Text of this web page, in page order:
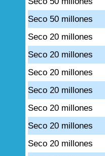
Seco 50 millones
Seco 20 millones
Seco 20 millones
Seco 20 millones
Seco 20 millones
Seco 20 millones
Seco 20 millones
Seco 20 millones